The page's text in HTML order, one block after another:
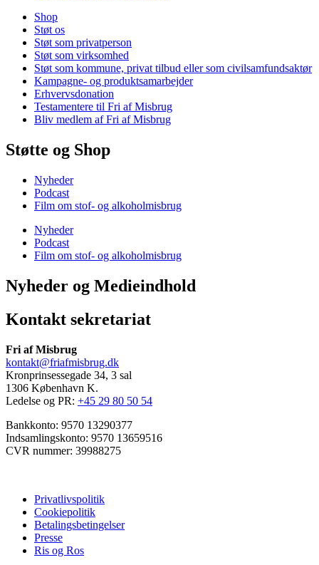
Shop
Støt os
Støt som privatperson
Støt som virksomhed
Støt som kommune, privat tilbud eller som civilsamfundsaktør
Kampagne- og produktsamarbejder
Erhvervsdonation
Testamentere til Fri af Misbrug
Bliv medlem af Fri af Misbrug
Støtte og Shop
Nyheder
Podcast
Film om stof- og alkoholmisbrug
Nyheder
Podcast
Film om stof- og alkoholmisbrug
Nyheder og Medieindhold
Kontakt sekretariat
Fri af Misbrug
kontakt@friafmisbrug.dk
Kronprinsessegade 34, 3 sal
1306 København K.
Ledelse og PR: +45 29 80 50 54
Bankkonto: 9570 13290377
Indsamlingskonto: 9570 13659516
CVR nummer: 39988275
Privatlivspolitik
Cookiepolitik
Betalingsbetingelser
Presse
Ris og Ros